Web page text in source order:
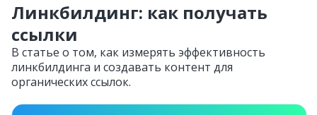
Линкбилдинг: как получать
ссылки
В статье о том, как измерять эффективность
линкбилдинга и создавать контент для
органических ссылок.